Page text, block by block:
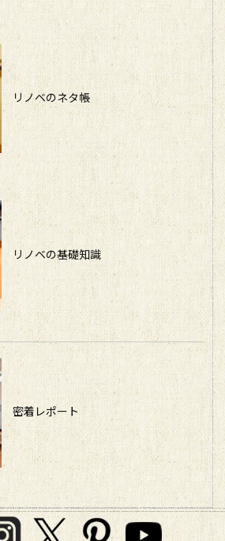
リノベのネタ帳
リノベの基礎知識
密着レポート